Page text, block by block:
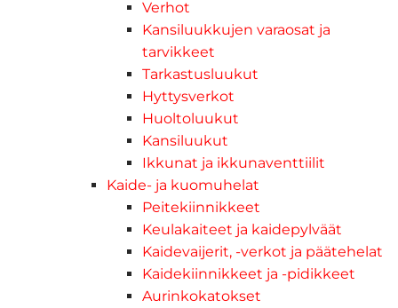
Verhot
Kansiluukkujen varaosat ja
tarvikkeet
Tarkastusluukut
Hyttysverkot
Huoltoluukut
Kansiluukut
Ikkunat ja ikkunaventtiilit
Kaide- ja kuomuhelat
Peitekiinnikkeet
Keulakaiteet ja kaidepylväät
Kaidevaijerit, -verkot ja päätehelat
Kaidekiinnikkeet ja -pidikkeet
Aurinkokatokset